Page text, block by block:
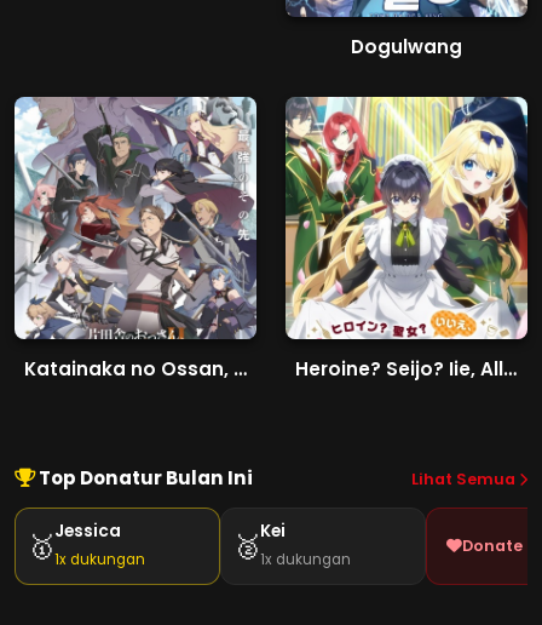
Dogulwang
Katainaka no Ossan, Kensei ni Naru II Heroine? Seijo? Iie, All Works Maid desu (Hokori)!
Top Donatur Bulan Ini Lihat Semua
🥇Jessica
1x dukungan 🥈Kei
1x dukungan
Donate